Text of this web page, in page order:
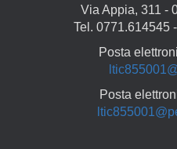
Via Appia, 311 -
Tel. 0771.614545
Posta
Posta